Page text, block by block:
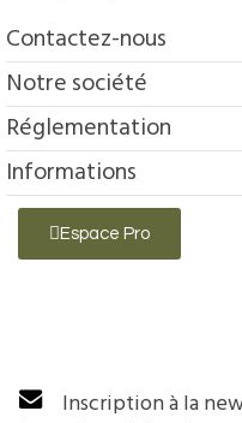
Contactez-nous
Notre société
Réglementation
Informations
Espace Pro
Inscription à la